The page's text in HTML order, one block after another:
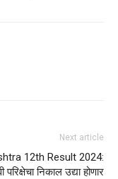
Next article
12th Result 2024:
परिक्षेचा निकाल उद्या होणार